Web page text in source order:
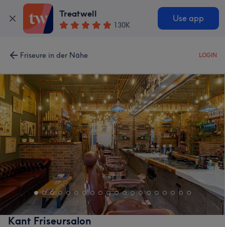
Treatwell
130K
Use app
Friseure in der Nähe LOGIN
Kant Friseursalon